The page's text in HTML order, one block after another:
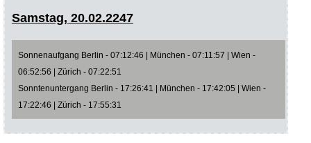
Samstag, 20.02.2247
Sonnenaufgang Berlin - 07:12:46 | München - 07:11:57 | Wien -
06:52:56 | Zürich - 07:22:51
Sonntenuntergang Berlin - 17:26:41 | München - 17:42:05 | Wien -
17:22:46 | Zürich - 17:55:31